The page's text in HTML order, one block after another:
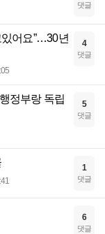
댓글
어요”…30년
4
댓글
정부랑 독립
5
댓글
1
댓글
6
댓글